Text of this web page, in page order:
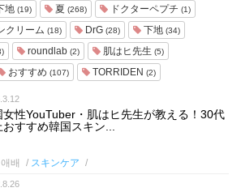
地 (19) 夏 (268) ドクターペプチ (1)
クリーム (18) DrG (28) 下地 (34)
roundlab (2) 肌はヒ先生 (5)
おすすめ (107) TORRIDEN (2)
女性YouTuber・肌はヒ先生が教える！30代
おすすめ韓国スキン...
애배 スキンケア